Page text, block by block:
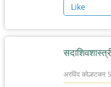
Like
अरविंद कोल्हटकर